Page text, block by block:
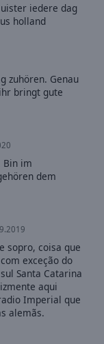
iedere dag
holland
zuhören. Genau
bringt gute
Bin im
dem
sopro, coisa que
exceção do
Santa Catarina
aqui
Imperial que
alemãs.